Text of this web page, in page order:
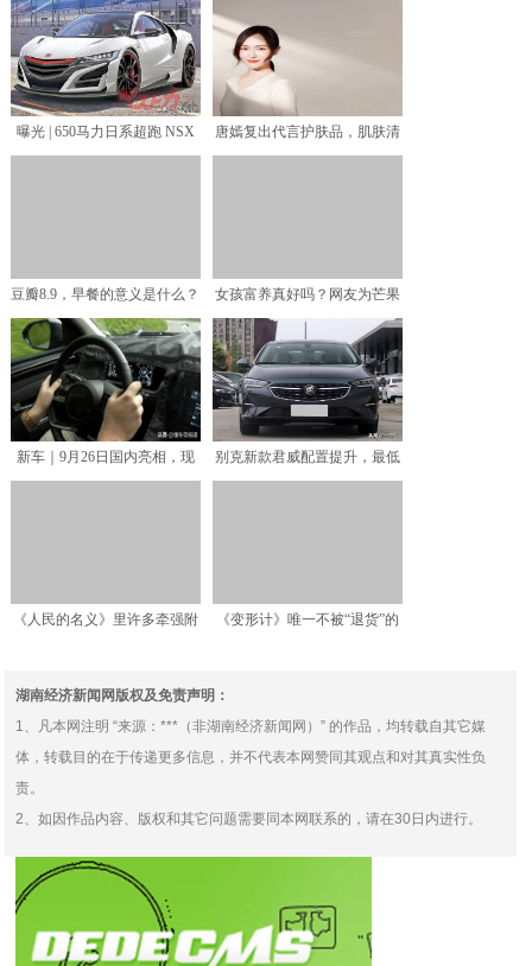
曝光 | 650马力日系超跑 NSX
唐嫣复出代言护肤品，肌肤清
豆瓣8.9，早餐的意义是什么？
女孩富养真好吗？网友为芒果
台《我不是购物狂》女主
新车｜9月26日国内亮相，现
别克新款君威配置提升，最低
《人民的名义》里许多牵强附
《变形计》唯一不被“退货”的
湖南经济新闻网版权及免责声明：
1、凡本网注明 “来源：***（非湖南经济新闻网）” 的作品，均转载自其它媒
体，转载目的在于传递更多信息，并不代表本网赞同其观点和对其真实性负
责。
2、如因作品内容、版权和其它问题需要同本网联系的，请在30日内进行。